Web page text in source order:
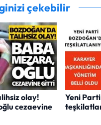
çekebilir
olay!
cezaevine
Yeni